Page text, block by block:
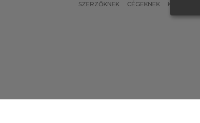
SZERZŐKNEK CÉGEKNEK